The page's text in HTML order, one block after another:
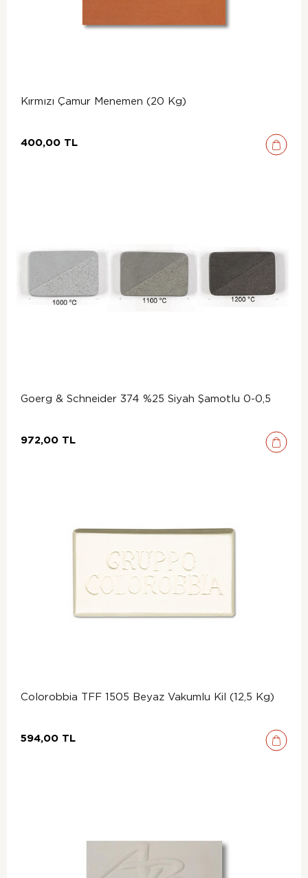
Kırmızı Çamur Menemen (20 Kg)
400,00 TL
Goerg & Schneider 374 %25 Siyah Şamotlu 0-0,5
972,00 TL
Colorobbia TFF 1505 Beyaz Vakumlu Kil (12,5 Kg)
594,00 TL